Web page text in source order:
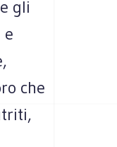
gli
e
che